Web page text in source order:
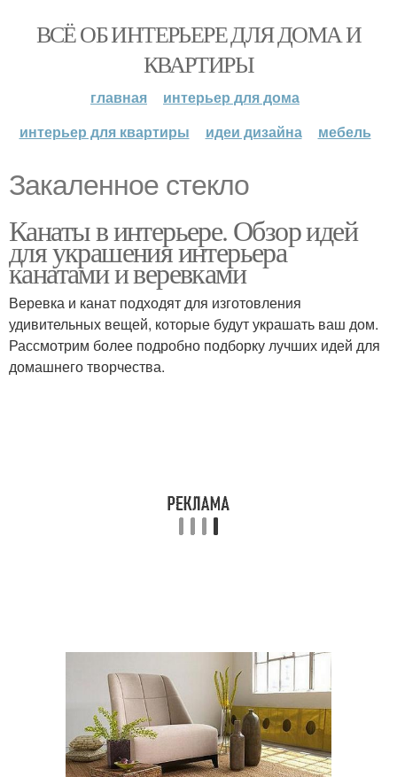
ВСЁ ОБ ИНТЕРЬЕРЕ ДЛЯ ДОМА И
КВАРТИРЫ
главная
интерьер для дома
интерьер для квартиры
идеи дизайна мебель
Закаленное стекло
Канаты в интерьере. Обзор идей
для украшения интерьера
канатами и веревками
Веревка и канат подходят для изготовления
удивительных вещей, которые будут украшать ваш дом.
Рассмотрим более подробно подборку лучших идей для
домашнего творчества.